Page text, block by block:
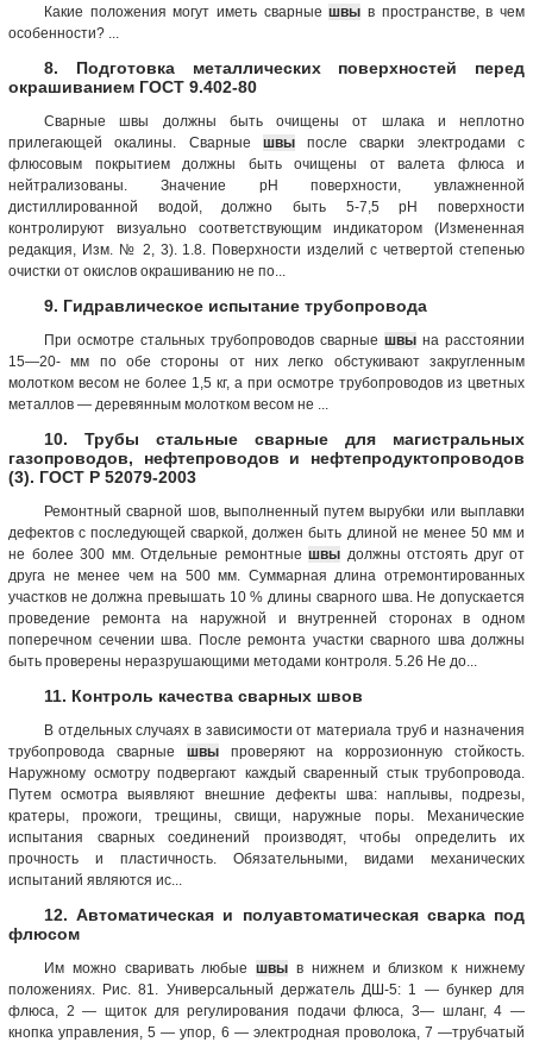
Какие положения могут иметь сварныешвы в пространстве, в чем
особенности? ...
8. Подготовка металлических поверхностей перед
окрашиванием ГОСТ 9.402-80
Сварные швы должны быть очищены от шлака и неплотно
прилегающей окалины. Сварные швыпосле сварки электродами с
флюсовым покрытием должны быть очищены от валета флюса и
нейтрализованы. Значение рН поверхности, увлажненной
дистиллированной водой, должно быть 5-7,5 рН поверхности
контролируют визуально соответствующим индикатором (Измененная
редакция, Изм. № 2, 3). 1.8. Поверхности изделий с четвертой степенью
очистки от окислов окрашиванию не по...
9. Гидравлическое испытание трубопровода
При осмотре стальных трубопроводов сварные швы на расстоянии
15—20- мм по обе стороны от них легко обстукивают закругленным
молотком весом не более 1,5 кг, а при осмотре трубопроводов из цветных
металлов — деревянным молотком весом не ...
10. Трубы стальные сварные для магистральных
газопроводов, нефтепроводов и нефтепродуктопроводов
(3). ГОСТ Р 52079-2003
Ремонтный сварной шов, выполненный путем вырубки или выплавки
дефектов с последующей сваркой, должен быть длиной не менее 50 мм и
не более 300 мм. Отдельные ремонтные швы должны отстоять друг от
друга не менее чем на 500 мм. Суммарная длина отремонтированных
участков не должна превышать 10 % длины сварного шва. Не допускается
проведение ремонта на наружной и внутренней сторонах в одном
поперечном сечении шва. После ремонта участки сварного шва должны
быть проверены неразрушающими методами контроля. 5.26 Не до...
11. Контроль качества сварных швов
В отдельных случаях в зависимости от материала труб и назначения
трубопровода сварные швыпроверяют на коррозионную стойкость.
Наружному осмотру подвергают каждый сваренный стык трубопровода.
Путем осмотра выявляют внешние дефекты шва: наплывы, подрезы,
кратеры, прожоги, трещины, свищи, наружные поры. Механические
испытания сварных соединений производят, чтобы определить их
прочность и пластичность. Обязательными, видами механических
испытаний являются ис...
12. Автоматическая и полуавтоматическая сварка под
флюсом
Им можно сваривать любыешвы в нижнем и близком к нижнему
положениях. Рис. 81. Универсальный держатель ДШ-5: 1 — бункер для
флюса, 2 — щиток для регулирования подачи флюса, 3— шланг, 4 —
кнопка управления, 5 — упор, 6 — электродная проволока, 7 —трубчатый